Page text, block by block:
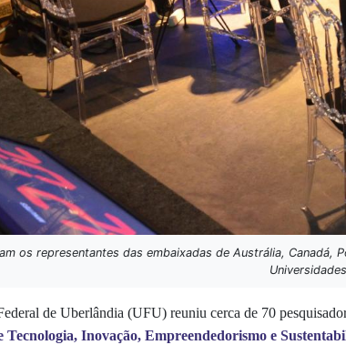
os representantes das embaixadas de Austrália, Canadá,
de Uberlândia (UFU) reuniu cerca de 70
Inovação, Empreendedorismo e